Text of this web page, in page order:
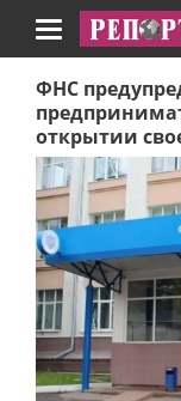
Навигация
ФНС
открытии